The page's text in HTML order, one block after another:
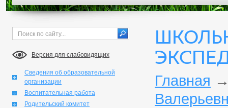
Версия для слабовидящих
Сведения об образовательной
организации
Воспитательная работа
Родительский комитет
Главная